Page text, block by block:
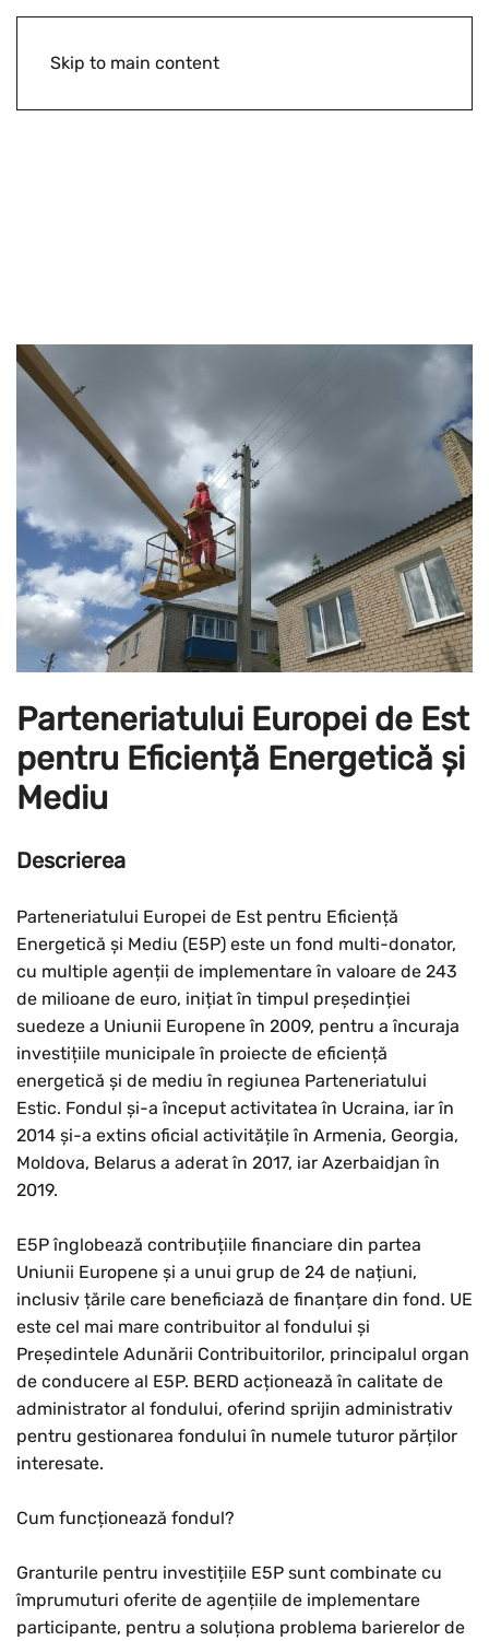
Skip to main content
Parteneriatului Europei de Est
pentru Eficiență Energetică și
Mediu
Descrierea
Parteneriatului Europei de Est pentru Eficiență
Energetică și Mediu (E5P) este un fond multi-donator,
cu multiple agenții de implementare în valoare de 243
de milioane de euro, inițiat în timpul președinției
suedeze a Uniunii Europene în 2009, pentru a încuraja
investițiile municipale în proiecte de eficiență
energetică și de mediu în regiunea Parteneriatului
Estic. Fondul și-a început activitatea în Ucraina, iar în
2014 și-a extins oficial activitățile în Armenia, Georgia,
Moldova, Belarus a aderat în 2017, iar Azerbaidjan în
2019.
E5P înglobează contribuțiile financiare din partea
Uniunii Europene și a unui grup de 24 de națiuni,
inclusiv țările care beneficiază de finanțare din fond. UE
este cel mai mare contribuitor al fondului și
Președintele Adunării Contribuitorilor, principalul organ
de conducere al E5P. BERD acționează în calitate de
administrator al fondului, oferind sprijin administrativ
pentru gestionarea fondului în numele tuturor părților
interesate.
Cum funcționează fondul?
Granturile pentru investițiile E5P sunt combinate cu
împrumuturi oferite de agențiile de implementare
participante, pentru a soluționa problema barierelor de